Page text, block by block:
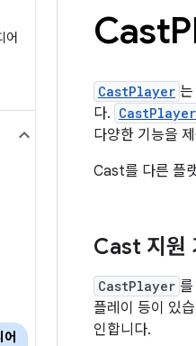
어
어
Cast
CastPlayer
다. CastPlayer
다양한 기능을
Cast를 다른 플
Cast 지원
CastPlayer
플레이 등이 있
인합니다.